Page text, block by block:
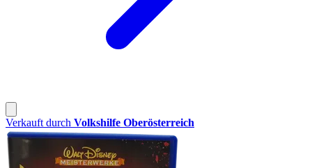
Verkauft durch Volkshilfe Oberösterreich